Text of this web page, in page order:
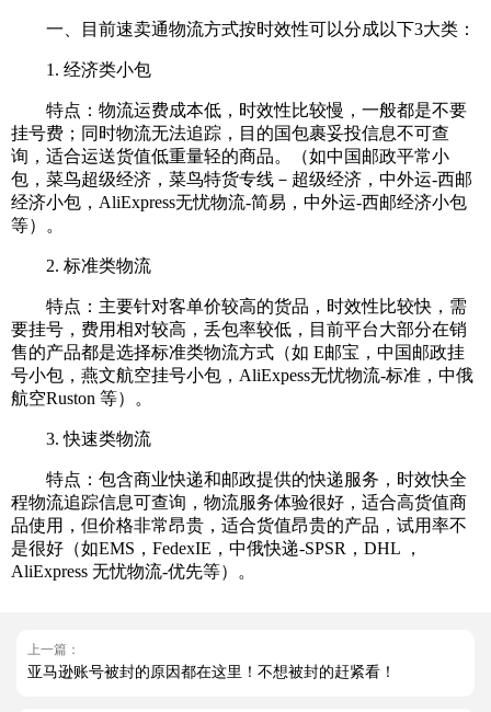
一、目前速卖通物流方式按时效性可以分成以下3大类：
1. 经济类小包
特点：物流运费成本低，时效性比较慢，一般都是不要
挂号费；同时物流无法追踪，目的国包裹妥投信息不可查
询，适合运送货值低重量轻的商品。（如中国邮政平常小
包，菜鸟超级经济，菜鸟特货专线－超级经济，中外运-西邮
经济小包，AliExpress无忧物流-简易，中外运-西邮经济小包
等）。
2. 标准类物流
特点：主要针对客单价较高的货品，时效性比较快，需
要挂号，费用相对较高，丢包率较低，目前平台大部分在销
售的产品都是选择标准类物流方式（如 E邮宝，中国邮政挂
号小包，燕文航空挂号小包，AliExpess无忧物流-标准，中俄
航空Ruston 等）。
3. 快速类物流
特点：包含商业快递和邮政提供的快递服务，时效快全
程物流追踪信息可查询，物流服务体验很好，适合高货值商
品使用，但价格非常昂贵，适合货值昂贵的产品，试用率不
是很好（如EMS，FedexIE，中俄快递-SPSR，DHL ，
AliExpress 无忧物流-优先等）。
上一篇：
亚马逊账号被封的原因都在这里！不想被封的赶紧看！